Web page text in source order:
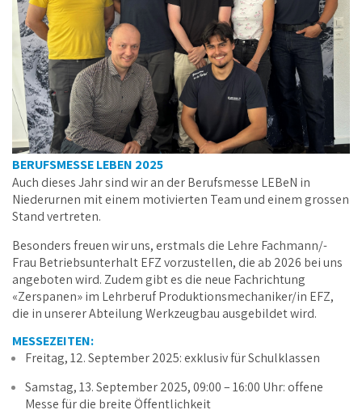
BERUFSMESSE LEBEN 2025
Auch dieses Jahr sind wir an der Berufsmesse LEBeN in
Stand vertreten.
Besonders freuen wir uns, erstmals die Lehre Fachmann/-
Frau Betriebsunterhalt EFZ vorzustellen, die ab 2026 bei uns
angeboten wird. Zudem gibt es die neue Fachrichtung
die in unserer Abteilung Werkzeugbau ausgebildet wird.
Freitag, 12. September 2025: exklusiv für Schulklassen